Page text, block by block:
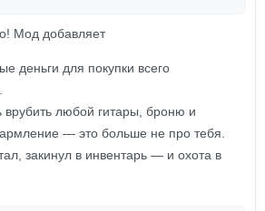
Мод добавляет
деньги для покупки всего
врубить любой гитары, броню и
— это больше не про тебя.
закинул в инвентарь — и охота в